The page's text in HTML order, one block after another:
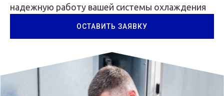
надежную работу вашей системы охлаждения
ОСТАВИТЬ ЗАЯВКУ